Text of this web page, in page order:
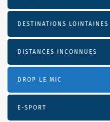
DESTINATIONS LOINTAINES
DISTANCES INCONNUES
DROP LE MIC
E-SPORT